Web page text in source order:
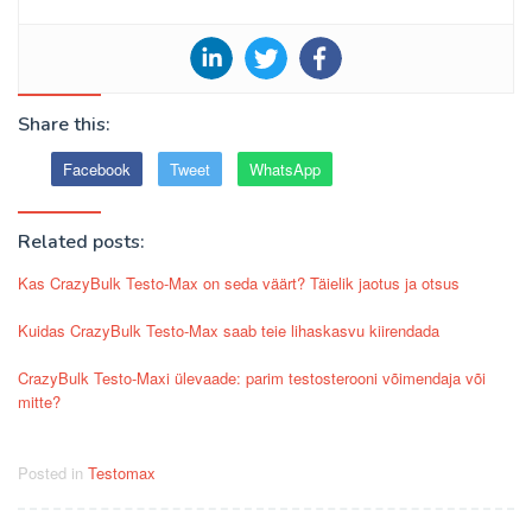
Share this:
Facebook Tweet WhatsApp
Related posts:
Kas CrazyBulk Testo-Max on seda väärt? Täielik jaotus ja otsus
Kuidas CrazyBulk Testo-Max saab teie lihaskasvu kiirendada
CrazyBulk Testo-Maxi ülevaade: parim testosterooni võimendaja või
mitte?
Posted in Testomax